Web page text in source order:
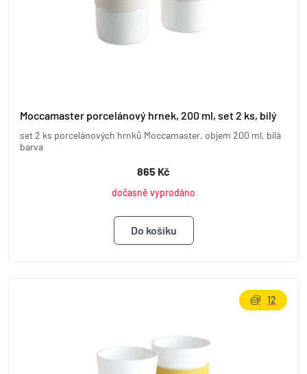
Moccamaster porcelánový hrnek, 200 ml, set 2 ks, bílý
set 2 ks porcelánových hrnků Moccamaster, objem 200 ml, bílá
barva
865 Kč
dočasně vyprodáno
12